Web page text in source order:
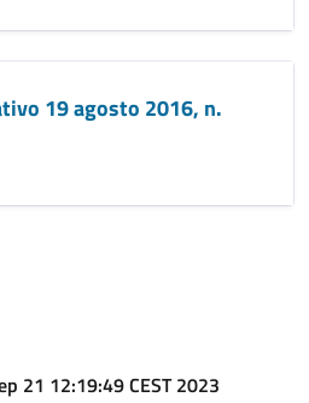
19 agosto 2016, n.
21 12:19:49 CEST 2023